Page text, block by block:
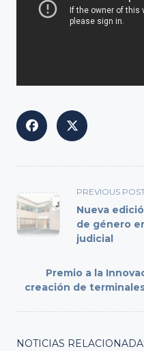
<span
class="nav-
subtitle
screen-
text">Page</span>
PREVIOUS
Nueva
de género
judicial
Premio a la
creación de
NOTICIAS